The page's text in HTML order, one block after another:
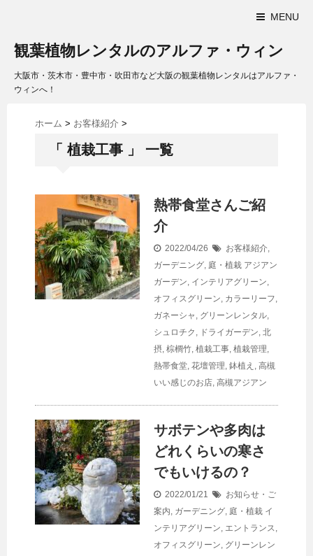
MENU
観葉植物レンタルのアルファ・ウィン
大阪市・茨木市・豊中市・吹田市など大阪の観葉植物レンタルはアルファ・
ウィンへ！
ホーム > お客様紹介 >
「 植栽工事 」 一覧
熱帯食堂さんご紹
介
2022/04/26 お客様紹介,
ガーデニング, 庭・植栽 アジアン
ガーデン, インテリアグリーン,
オフィスグリーン, カラーリーフ,
ガネーシャ , グリーンレンタル,
シュロチク , ドライガーデン, 北
摂, 棕櫚竹, 植栽工事, 植栽管理,
熱帯食堂, 花壇管理, 鉢植え , 高槻
いい感じのお店, 高槻アジアン
サボテンや多肉は
どれくらいの寒さ
でもいけるの？
2022/01/21
お知らせ・ご
案内, ガーデニング, 庭・植栽 イ
ンテリアグリーン, エントランス,
オフィスグリーン, グリーンレン